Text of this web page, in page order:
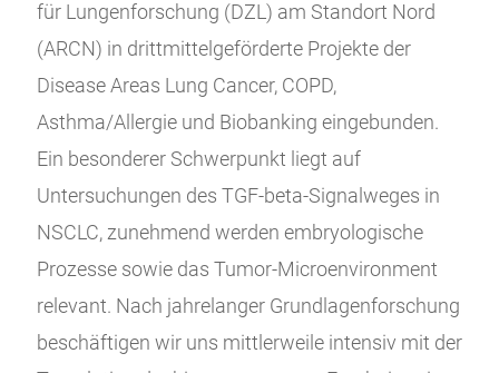
für Lungenforschung (DZL) am Standort Nord
(ARCN) in drittmittelgeförderte Projekte der
Disease Areas Lung Cancer, COPD,
Asthma/Allergie und Biobanking eingebunden.
Ein besonderer Schwerpunkt liegt auf
Untersuchungen des TGF-beta-Signalweges in
NSCLC, zunehmend werden embryologische
Prozesse sowie das Tumor-Microenvironment
relevant. Nach jahrelanger Grundlagenforschung
beschäftigen wir uns mittlerweile intensiv mit der